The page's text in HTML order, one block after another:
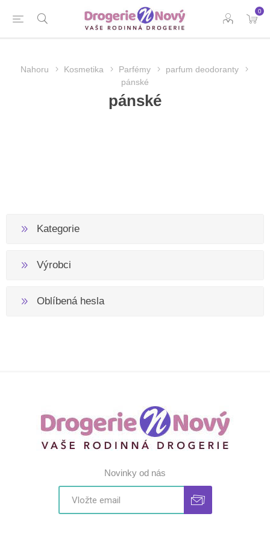
0
Nahoru Kosmetika Parfémy
parfum deodoranty
pánské
pánské
Kategorie
Výrobci
Oblíbená hesla
Novinky od nás